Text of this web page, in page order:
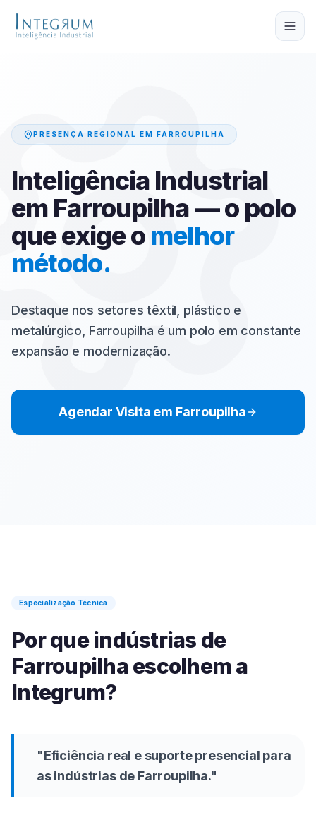
Pular para o conteúdo principal
PRESENÇA REGIONAL EM FARROUPILHA
Inteligência Industrial
em Farroupilha— o polo
que exige o melhor
método.
Destaque nos setores têxtil, plástico e
metalúrgico, Farroupilha é um polo em constante
expansão e modernização.
Agendar Visita em Farroupilha
Especialização Técnica
Por que indústrias de
Farroupilhaescolhem a
Integrum?
"Eficiência real e suporte presencial para
as indústrias de Farroupilha."